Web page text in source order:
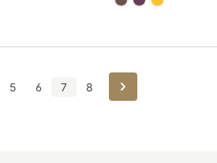
#6e5148
#6a3d58
#ffc22c
5 6 7 8 Weiter